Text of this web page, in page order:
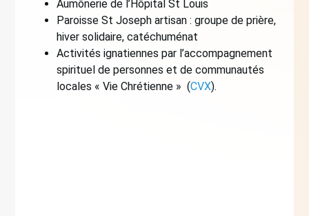
Aumônerie de l’Hôpital St Louis
Paroisse St Joseph artisan : groupe de prière,
hiver solidaire, catéchuménat
Activités ignatiennes par l’accompagnement
spirituel de personnes et de communautés
locales « Vie Chrétienne » (CVX).